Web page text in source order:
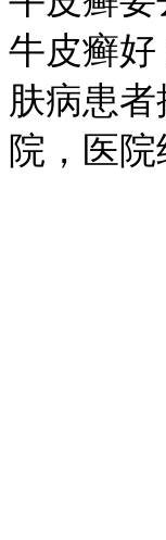
牛皮癣好
肤病患
院，医